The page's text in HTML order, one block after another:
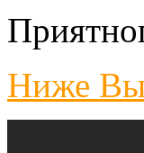
Ниже Вы